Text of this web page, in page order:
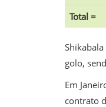
Total =
golo,
Em
contrato